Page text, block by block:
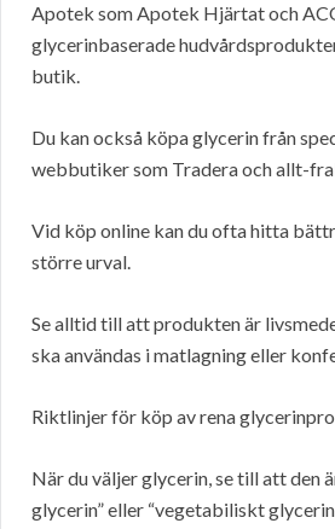
Apotek som Apotek Hjärtat och
glycerinbaserade
butik.
Du kan också köpa glycerin från
webbutiker som Tradera och allt-
Vid köp online kan du ofta hitta
större urval.
Se alltid till att produkten är
ska användas i matlagning eller
Riktlinjer för köp av rena
När du väljer glycerin, se till att den
glycerin” eller “vegetabiliskt